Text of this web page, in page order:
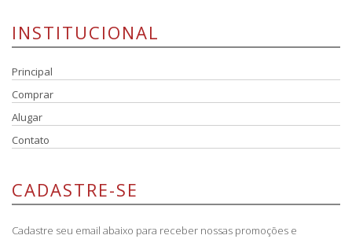
INSTITUCIONAL
Principal
Comprar
Alugar
Contato
CADASTRE-SE
Cadastre seu email abaixo para receber nossas promoções e